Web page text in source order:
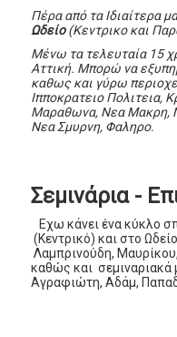
Πέρα από τα Ιδιαίτερα
Ωδείο(Κεντρικο και
Μένω τα τελευταία 15
Αττική. Μπορώ να
καθως και γύρω
Ιπποκρατειο Πολιτεια,
Μαραθωνα, Νεα Μακρη,
Νεα Σμυρνη, Φαληρο.
Σεμινάρια -
Εχω κάνει ένα κύκλο
(Κεντρικό) και στο
Λαμπρινούδη,
καθώς και
Αγραφιώτη, Αδάμ,